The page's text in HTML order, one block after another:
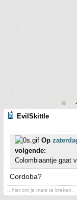
EvilSkittle
Op
volgende:
Colombiaantje gaat
Cordoba?
...hier om je mars te breken.